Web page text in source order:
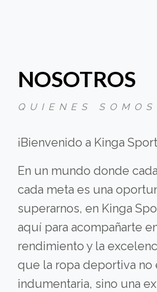
NOSOTROS
QUIENES SOMOS
¡Bienvenido a Kinga
En un mundo donde
cada meta es una
superarnos, en Kinga
aquí para acompañarte
rendimiento y la
que la ropa deportiva no
indumentaria, sino una